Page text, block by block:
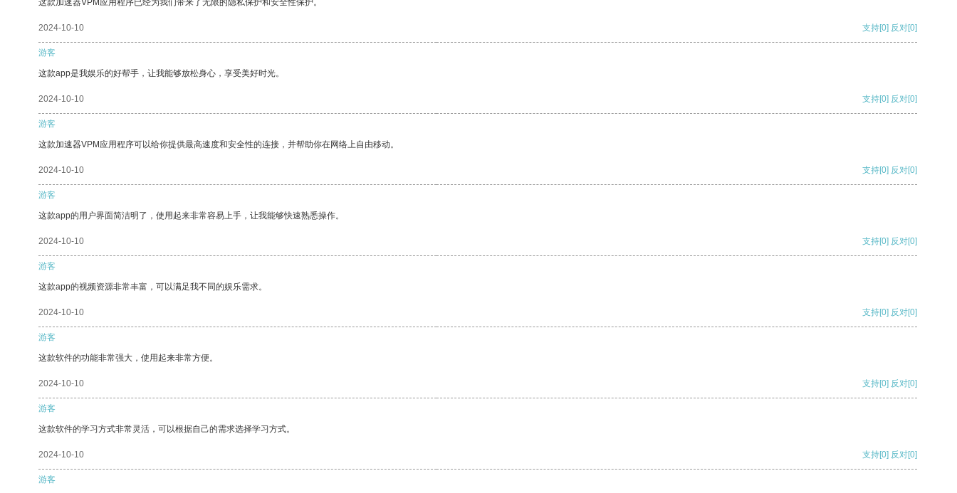
这款加速器VPM应用程序已经为我们带来了无限的隐私保护和安全性保护。
2024-10-10 支持[0] 反对[0]
游客
这款app是我娱乐的好帮手，让我能够放松身心，享受美好时光。
2024-10-10 支持[0] 反对[0]
游客
这款加速器VPM应用程序可以给你提供最高速度和安全性的连接，并帮助你在网络上自由移动。
2024-10-10 支持[0] 反对[0]
游客
这款app的用户界面简洁明了，使用起来非常容易上手，让我能够快速熟悉操作。
2024-10-10 支持[0] 反对[0]
游客
这款app的视频资源非常丰富，可以满足我不同的娱乐需求。
2024-10-10 支持[0] 反对[0]
游客
这款软件的功能非常强大，使用起来非常方便。
2024-10-10 支持[0] 反对[0]
游客
这款软件的学习方式非常灵活，可以根据自己的需求选择学习方式。
2024-10-10 支持[0] 反对[0]
游客